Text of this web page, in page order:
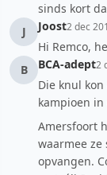
sinds kort
J
Joost2 dec
Hi Remco,
B
BCA-adept2
Die knul
kampioen
Amersfoort
waarmee ze
opvangen.